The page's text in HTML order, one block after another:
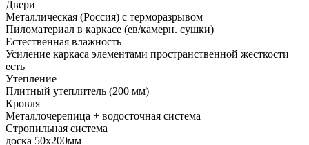
Двери
Металлическая (Россия) с терморазрывом
Пиломатериал в каркасе (ев/камерн. сушки)
Естественная влажность
Усиление каркаса элементами пространственной жесткости
есть
Утепление
Плитный утеплитель (200 мм)
Кровля
Металлочерепица + водосточная система
Стропильная система
доска 50х200мм